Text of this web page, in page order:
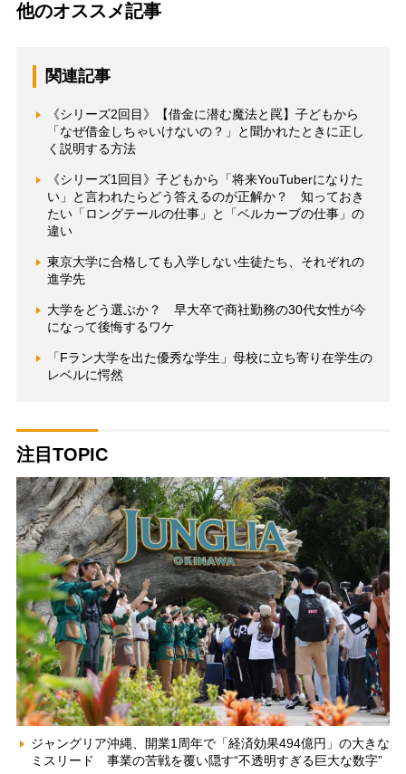
他のオススメ記事
関連記事
《シリーズ2回目》【借金に潜む魔法と罠】子どもから
「なぜ借金しちゃいけないの？」と聞かれたときに正し
く説明する方法
《シリーズ1回目》子どもから「将来YouTuberになりた
い」と言われたらどう答えるのが正解か？ 知っておき
たい「ロングテールの仕事」と「ベルカーブの仕事」の
違い
東京大学に合格しても入学しない生徒たち、それぞれの
進学先
大学をどう選ぶか？ 早大卒で商社勤務の30代女性が今
になって後悔するワケ
「Fラン大学を出た優秀な学生」母校に立ち寄り在学生の
レベルに愕然
注目TOPIC
ジャングリア沖縄、開業1周年で「経済効果494億円」の大きな
ミスリード 事業の苦戦を覆い隠す“不透明すぎる巨大な数字”